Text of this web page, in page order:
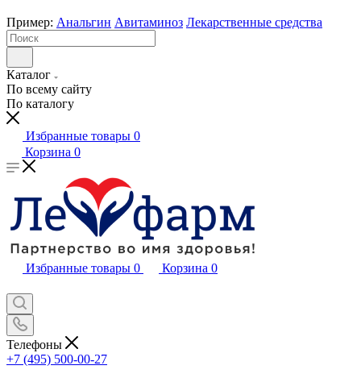
Пример: Анальгин Авитаминоз Лекарственные средства
Каталог
По всему сайту
По каталогу
Избранные товары 0
Корзина 0
Избранные товары 0 Корзина 0
Телефоны
+7 (495) 500-00-27